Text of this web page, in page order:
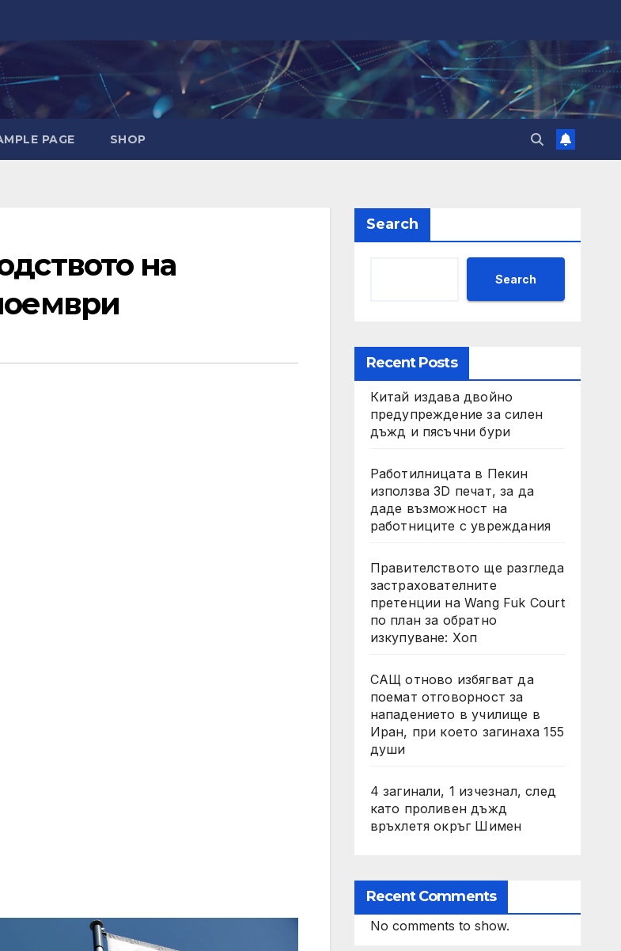
PAGE SHOP
на
Search
Search
Recent Posts
Китай издава двойно
предупреждение за силен
дъжд и пясъчни бури
Работилницата в Пекин
използва 3D печат, за да
даде възможност на
работниците с увреждания
Правителството ще разгледа
застрахователните
претенции на Wang Fuk Court
по план за обратно
изкупуване: Хоп
САЩ отново избягват да
поемат отговорност за
нападението в училище в
Иран, при което загинаха 155
души
4 загинали, 1 изчезнал, след
като проливен дъжд
връхлетя окръг Шимен
Recent Comments
No comments to show.